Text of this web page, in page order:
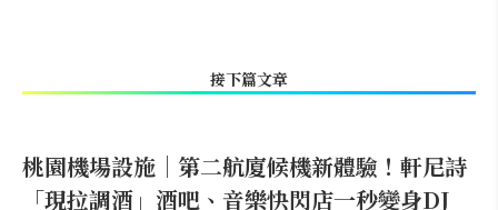
接下篇文章
桃園機場設施｜第二航廈候機新體驗！軒尼詩
「現拉調酒」酒吧、音樂快閃店一秒變身DJ